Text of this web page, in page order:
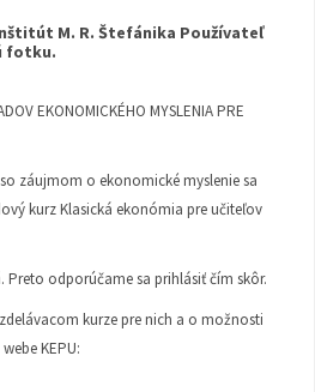
M. R. Štefánika Používateľ
fotku.
EKONOMICKÉHO MYSLENIA PRE
záujmom o ekonomické myslenie sa
kurz Klasická ekonómia pre učiteľov
Preto odporúčame sa prihlásiť čím skôr.
kurze pre nich a o možnosti
KEPU: